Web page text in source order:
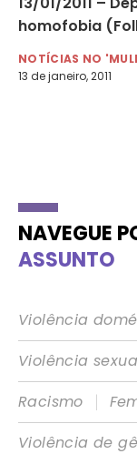
homofobia
NOTÍCIAS NO
13 de janeiro, 2011
NAVEGUE
ASSUNTO
Violência
Violência
Racismo
|
Violência de